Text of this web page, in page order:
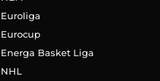
Euroliga
Eurocup
Energa Basket Liga
NHL